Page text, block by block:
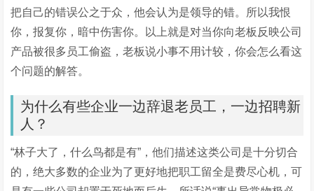
把自己的错误公之于众，他会认为是领导的错。所以我恨
你，报复你，暗中伤害你。以上就是对当你向老板反映公司
产品被很多员工偷盗，老板说小事不用计较，你会怎么看这
个问题的解答。
为什么有些企业一边辞退老员工，一边招聘新
人？
“林子大了，什么鸟都是有”，他们描述这类公司是十分切合
的，绝大多数的企业为了更好地把职工留全是费尽心机，可